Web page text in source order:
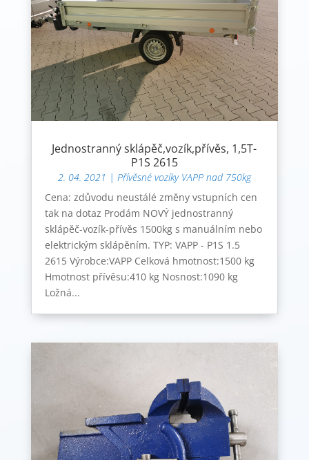
Jednostranný sklápěč,vozík,přívěs, 1,5T-
P1S 2615
2. 04. 2021 | Přívěsné vozíky VAPP nad 750kg
Cena: zdůvodu neustálé změny vstupních cen
tak na dotaz Prodám NOVÝ jednostranný
sklápěč-vozík-přívěs 1500kg s manuálním nebo
elektrickým sklápěním. TYP: VAPP - P1S 1.5
2615 Výrobce:VAPP Celková hmotnost:1500 kg
Hmotnost přívěsu:410 kg Nosnost:1090 kg
Ložná...